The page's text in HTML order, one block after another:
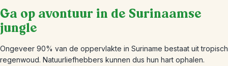
Ga op avontuur in de Surinaamse
jungle
Ongeveer 90% van de oppervlakte in Suriname bestaat uit tropisch
regenwoud. Natuurliefhebbers kunnen dus hun hart ophalen.